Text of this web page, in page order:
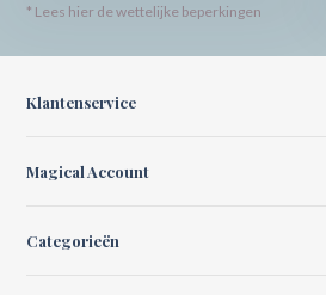
* Lees hier de wettelijke beperkingen
Klantenservice
Magical Account
Categorieën